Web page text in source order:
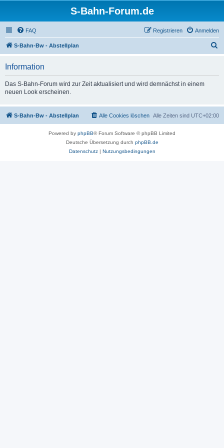
S-Bahn-Forum.de
FAQ Anmelden
Registrieren
S-Bahn-Bw - Abstellplan
Information
Das S-Bahn-Forum wird zur Zeit aktualisiert und wird demnächst in einem
neuen Look erscheinen.
S-Bahn-Bw - Abstellplan Alle Zeiten sind UTC+02:00
Alle Cookies löschen
Powered by phpBB® Forum Software © phpBB Limited
Deutsche Übersetzung durch phpBB.de
Datenschutz| Nutzungsbedingungen